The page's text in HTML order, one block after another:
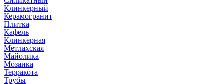
Клинкерный
Керамогранит
Плитка
Кафель
Клинкерная
Метлахская
Майолика
Мозаика
Терракота
Трубы